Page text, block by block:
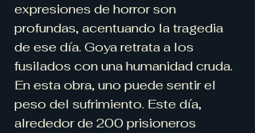
expresiones de horror son
profundas, acentuando la tragedia
de ese día. Goya retrata a los
fusilados con una humanidad cruda.
En esta obra, uno puede sentir el
peso del sufrimiento. Este día,
alrededor de 200 prisioneros